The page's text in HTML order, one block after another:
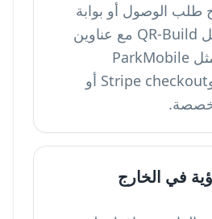
طلب الوصول أو بوابة
الدفع البلدية. يعمل QR-Build مع عناوين
URL من أنظمة مثل ParkMobile
وPayByPhone وStripe checkout أو
في الخارج